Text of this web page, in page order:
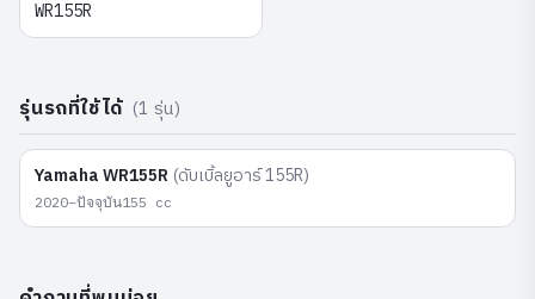
WR155R
รุ่นรถที่ใช้ได้ (1 รุ่น)
YamahaWR155R (ดับเบิ้ลยูอาร์ 155R)
2020–ปัจจุบัน155 cc